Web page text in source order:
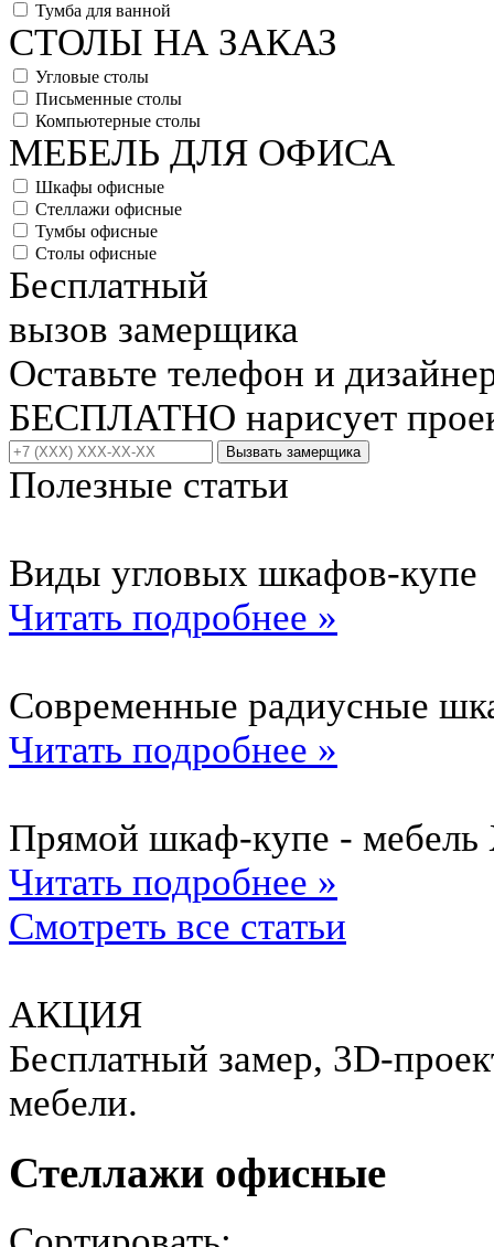
Тумба для ванной
СТОЛЫ НА ЗАКАЗ
Угловые столы
Письменные столы
Компьютерные столы
МЕБЕЛЬ ДЛЯ ОФИСА
Шкафы офисные
Стеллажи офисные
Тумбы офисные
Столы офисные
Бесплатный
вызов замерщика
Оставьте телефон и
БЕСПЛАТНО нарисует
Вызвать замерщика
Полезные статьи
Виды угловых шкафов-купе
Читать подробнее »
Современные радиусные
Читать подробнее »
Прямой шкаф-купе - мебель
Читать подробнее »
Смотреть все статьи
АКЦИЯ
Бесплатный замер, 3D-
мебели.
Стеллажи офисные